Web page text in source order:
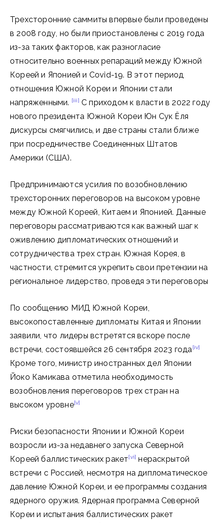
Трехсторонние саммиты впервые были проведены
в 2008 году, но были приостановлены с 2019 года
из-за таких факторов, как разногласие
относительно военных репараций между Южной
Кореей и Японией и Covid-19. В этот период
отношения Южной Кореи и Японии стали
напряженными. [iii] С приходом к власти в 2022 году
нового президента Южной Кореи Юн Сук Ёля
дискурсы смягчились, и две страны стали ближе
при посредничестве Соединенных Штатов
Америки (США).
Предпринимаются усилия по возобновлению
трехсторонних переговоров на высоком уровне
между Южной Кореей, Китаем и Японией. Данные
переговоры рассматриваются как важный шаг к
оживлению дипломатических отношений и
сотрудничества трех стран. Южная Корея, в
частности, стремится укрепить свои претензии на
региональное лидерство, проведя эти переговоры
По сообщению МИД Южной Кореи,
высокопоставленные дипломаты Китая и Японии
заявили, что лидеры встретятся вскоре после
встречи, состоявшейся 26 сентября 2023 года[iv]
Кроме того, министр иностранных дел Японии
Йоко Камикава отметила необходимость
возобновления переговоров трех стран на
высоком уровне[v]
Риски безопасности Японии и Южной Кореи
возросли из-за недавнего запуска Северной
Кореей баллистических ракет[vi] нераскрытой
встречи с Россией, несмотря на дипломатическое
давление Южной Кореи, и ее программы создания
ядерного оружия. Ядерная программа Северной
Кореи и испытания баллистических ракет